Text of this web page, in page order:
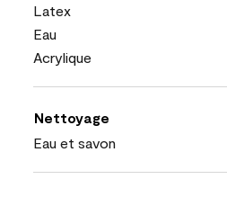
Latex
Eau
Acrylique
Nettoyage
Eau et savon